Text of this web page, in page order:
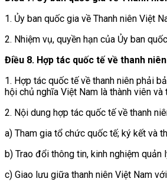
1. Ủy ban quốc gia về Thanh niên Việt
2. Nhiệm vụ, quyền hạn của Ủy ban
Điều 8. Hợp tác quốc tế về thanh niên
1. Hợp tác quốc tế về thanh niên phải
hội chủ nghĩa Việt Nam là thành viên và
2. Nội dung hợp tác quốc tế về thanh
a) Tham gia tổ chức quốc tế; ký kết và
b) Trao đổi thông tin, kinh nghiệm quản
c) Giao lưu giữa thanh niên Việt Nam